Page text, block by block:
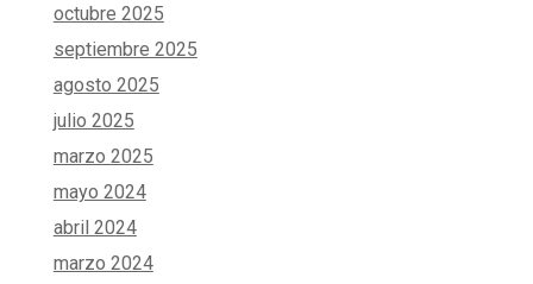
octubre 2025
septiembre 2025
agosto 2025
julio 2025
marzo 2025
mayo 2024
abril 2024
marzo 2024